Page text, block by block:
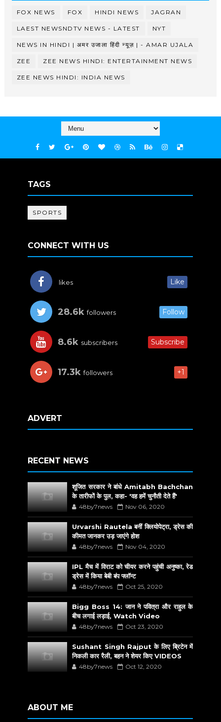
FOX NEWS FOX HINDI NEWS JAGRAN
LAEST NEWSNDTV NEWS - LATEST NYT
NEWS IN HINDI | अमर उजाला हिंदी न्यूज़ | - AMAR UJALA
ZEE ZEE NEWS HINDI: ENTERTAINMENT NEWS
ZEE NEWS HINDI: INDIA NEWS
TAGS
SPORTS
CONNECT WITH US
likes Like
28.6k followers Follow
8.6k subscribers Subscribe
17.3k followers +1
ADVERT
RECENT NEWS
शूजित सरकार ने बांधे Amitabh Bachchan
के तारीफों के पुल, कहा- 'वह हमें चुनौती देते हैं'
48by7news Nov 06, 2020
Urvarshi Rautela बनीं क्लियोपेट्रा, ड्रेस की
कीमत जानकर उड़ जाएंगे होश
48by7news Nov 04, 2020
IPL मैच में विराट को चीयर करने पहुंची अनुष्का, रेड
ड्रेस में किया बेबी बंप फ्लॉन्ट
48by7news Oct 25, 2020
Bigg Boss 14: जान ने पवित्रा और राहुल के
बीच लगाई लड़ाई, Watch Video
48by7news Oct 23, 2020
Sushant Singh Rajput के लिए ब्रिटेन में
निकली कार रैली, बहन ने शेयर किए VIDEOS
48by7news Oct 12, 2020
ABOUT ME